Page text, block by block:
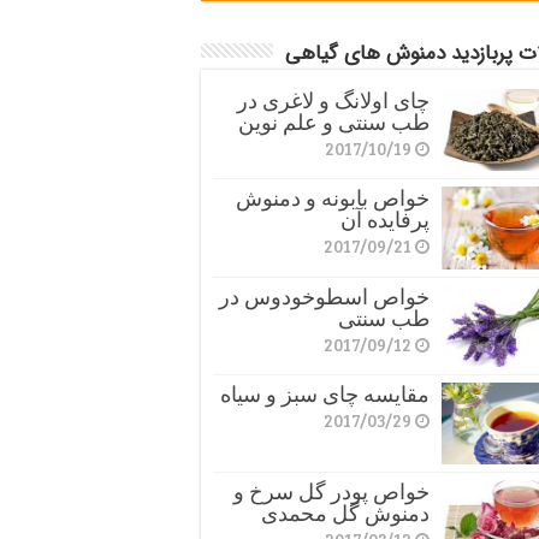
پربازدید دمنوش های گیاهی
چای اولانگ و لاغری در
طب سنتی و علم نوین
2017/10/19
خواص بابونه و دمنوش
پرفایده آن
2017/09/21
خواص اسطوخودوس در
طب سنتی
2017/09/12
مقایسه چای سبز و سیاه
2017/03/29
خواص پودر گل سرخ و
دمنوش گل محمدی